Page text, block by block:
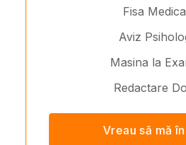
Fisa
Aviz
Masina la
Redactare
Vreau să mă